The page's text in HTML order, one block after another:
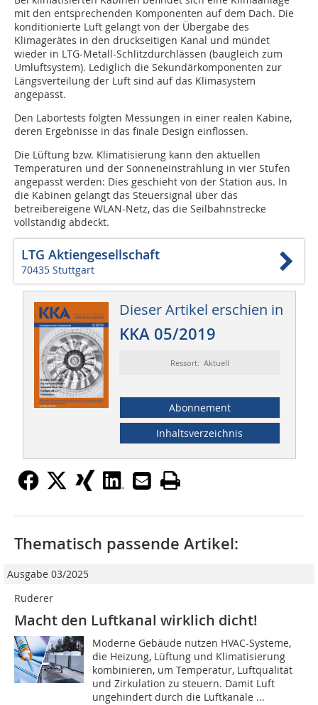
mit den entsprechenden Komponenten auf dem Dach. Die
konditionierte Luft gelangt von der Übergabe des
Klimagerätes in den druckseitigen Kanal und mündet
wieder in LTG-Metall-Schlitzdurchlässen (baugleich zum
Umluftsystem). Lediglich die Sekundärkomponenten zur
Längsverteilung der Luft sind auf das Klimasystem
angepasst.
Den Labortests folgten Messungen in einer realen Kabine,
deren Ergebnisse in das finale Design einflossen.
Die Lüftung bzw. Klimatisierung kann den aktuellen
Temperaturen und der Sonneneinstrahlung in vier Stufen
angepasst werden: Dies geschieht von der Station aus. In
die Kabinen gelangt das Steuersignal über das
betreibereigene WLAN-Netz, das die Seilbahnstrecke
vollständig abdeckt.
LTG Aktiengesellschaft
70435 Stuttgart
Dieser Artikel erschien in
KKA 05/2019
Ressort: Aktuell
Abonnement
Inhaltsverzeichnis
Thematisch passende Artikel:
Ausgabe 03/2025
Ruderer
Macht den Luftkanal wirklich dicht!
Moderne Gebäude nutzen HVAC-Systeme,
die Heizung, Lüftung und Klimatisierung
kombinieren, um Temperatur, Luftqualität
und Zirkulation zu steuern. Damit Luft
ungehindert durch die Luftkanäle ...